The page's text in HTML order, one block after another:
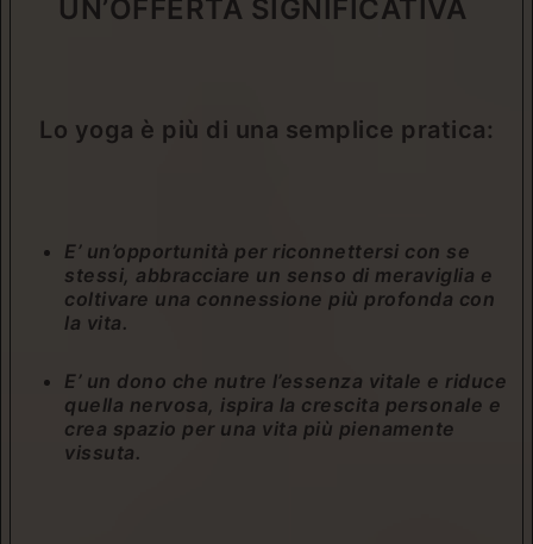
UN’OFFERTA SIGNIFICATIVA
Lo yoga è più di una semplice pratica:
E’ un’opportunità per riconnettersi con se
stessi, abbracciare un senso di meraviglia e
coltivare una connessione più profonda con
la vita.
E’ un dono che nutre l’essenza vitale e riduce
quella nervosa, ispira la crescita personale e
crea spazio per una vita più pienamente
vissuta.